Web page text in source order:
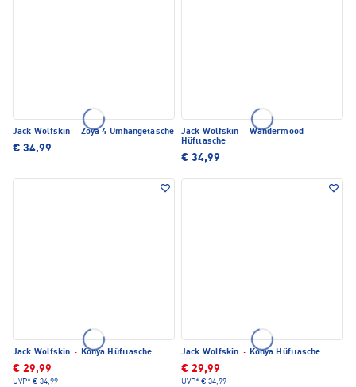
Jack Wolfskin · Zoya 4 Umhängetasche
€ 34,99
Jack Wolfskin · Wandermood
Hüfttasche
€ 34,99
Jack Wolfskin · Konya Hüfttasche
€ 29,99
UVP* € 34,99
Jack Wolfskin · Konya Hüfttasche
€ 29,99
UVP* € 34,99